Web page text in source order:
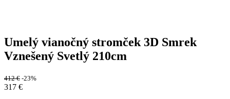
Umelý vianočný stromček 3D Smrek
Vznešený Svetlý 210cm
412€ -23%
317 €